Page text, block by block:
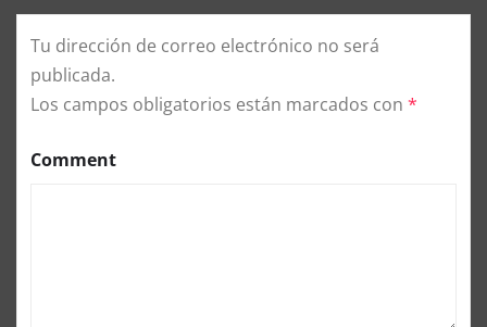
Tu dirección de correo electrónico no será
publicada.
Los campos obligatorios están marcados con *
Comment